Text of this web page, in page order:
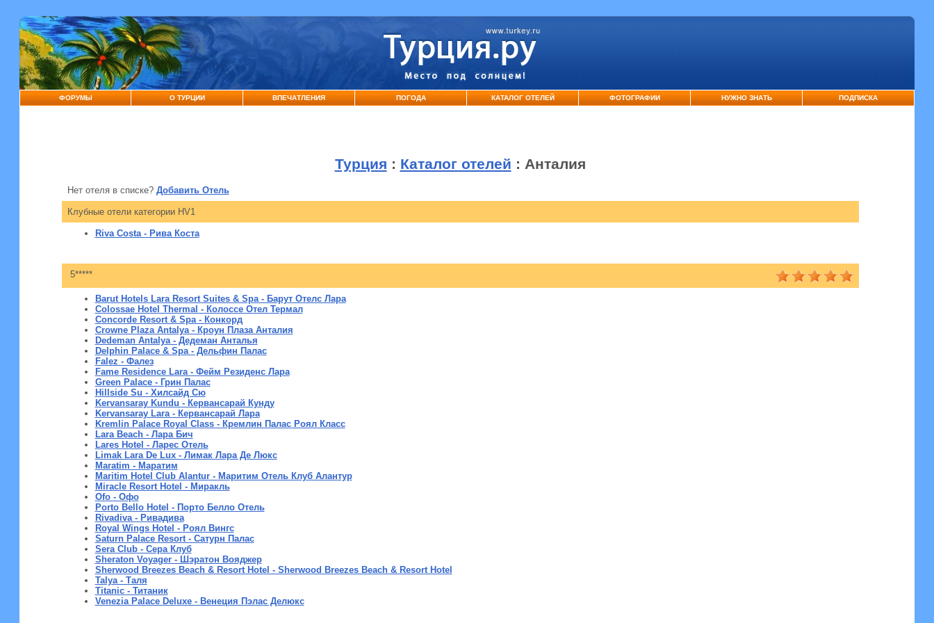
ФОРУМЫ О ТУРЦИИ ВПЕЧАТЛЕНИЯ ПОГОДА КАТАЛОГ ОТЕЛЕЙ ФОТОГРАФИИ НУЖНО ЗНАТЬ ПОДПИСКА
Турция : Каталог отелей : Анталия
Нет отеля в списке? Добавить Отель
Клубные отели категории HV1
Riva Costa - Рива Коста
5*****
Barut Hotels Lara Resort Suites & Spa - Барут Отелс Лара
Colossae Hotel Thermal - Колоссе Отел Термал
Concorde Resort & Spa - Конкорд
Crowne Plaza Antalya - Кроун Плаза Анталия
Dedeman Antalya - Дедеман Анталья
Delphin Palace & Spa - Дельфин Палас
Falez - Фалез
Fame Residence Lara - Фейм Резиденс Лара
Green Palace - Грин Палас
Hillside Su - Хилсайд Сю
Kervansaray Kundu - Кервансарай Кунду
Kervansaray Lara - Кервансарай Лара
Kremlin Palace Royal Class - Кремлин Палас Роял Класс
Lara Beach - Лара Бич
Lares Hotel - Ларес Отель
Limak Lara De Lux - Лимак Лара Де Люкс
Maratim - Маратим
Maritim Hotel Club Alantur - Маритим Отель Клуб Алантур
Miracle Resort Hotel - Миракль
Ofo - Офо
Porto Bello Hotel - Порто Белло Отель
Rivadiva - Ривадива
Royal Wings Hotel - Роял Вингс
Saturn Palace Resort - Сатурн Палас
Sera Club - Сера Клуб
Sheraton Voyager - Шэратон Вояджер
Sherwood Breezes Beach & Resort Hotel - Sherwood Breezes Beach & Resort Hotel
Talya - Таля
Titanic - Титаник
Venezia Palace Deluxe - Венеция Пэлас Делюкс